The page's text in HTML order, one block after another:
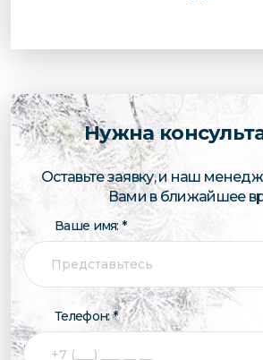
Нужна
Оставьте заявку, и наш
Вами в ближайшее
Ваше имя: *
Телефон: *